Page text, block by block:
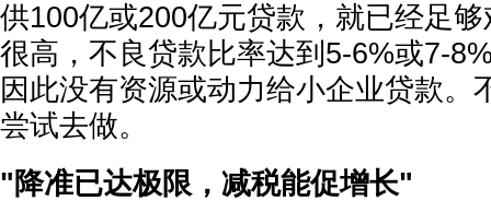
供100亿或200亿元贷款，就已经足
很高，不良贷款比率达到5-6%或7-
因此没有资源或动力给小企业贷款。
尝试去做。
"降准已达极限，减税能促增长"